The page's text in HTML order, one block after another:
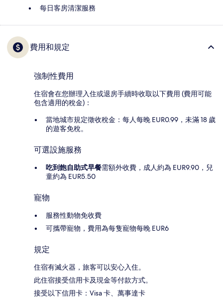
每日客房清潔服務
費用和規定
強制性費用
住宿會在您辦理入住或退房手續時收取以下費用 (費用可能
包含適用的稅金)：
當地城市規定徵收稅金：每人每晚 EUR0.99，未滿 18 歲
的遊客免稅。
可選設施服務
吃到飽自助式早餐需額外收費，成人約為 EUR9.90，兒
童約為 EUR5.50
寵物
服務性動物免收費
可攜帶寵物，費用為每隻寵物每晚 EUR6
規定
住宿有滅火器，旅客可以安心入住。
此住宿接受信用卡及現金等付款方式。
接受以下信用卡：Visa 卡、萬事達卡